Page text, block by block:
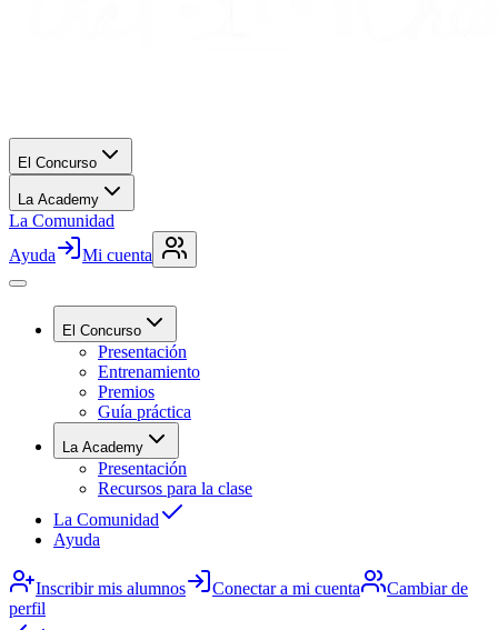
El Concurso
La Academy
La Comunidad
Ayuda
Mi cuenta
El Concurso
Presentación
Entrenamiento
Premios
Guía práctica
La Academy
Presentación
Recursos para la clase
La Comunidad
Ayuda
Inscribir mis alumnos Conectar a mi cuenta
Cambiar de
perfil